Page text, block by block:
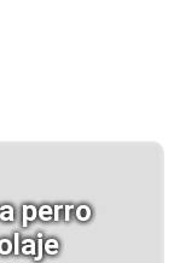
perro